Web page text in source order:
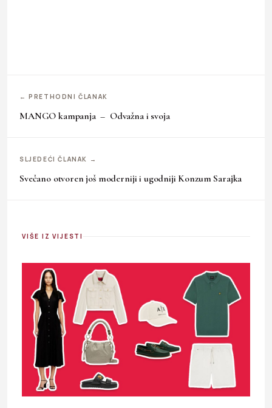
← PRETHODNI ČLANAK
MANGO kampanja – Odvažna i svoja
SLJEDEĆI ČLANAK →
Svečano otvoren još moderniji i ugodniji Konzum Sarajka
VIŠE IZ VIJESTI